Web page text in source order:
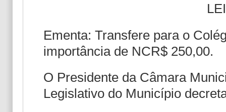
Ementa: Transfere para o
importância de NCR$ 250,00.
O Presidente da Câmara
Legislativo do Município